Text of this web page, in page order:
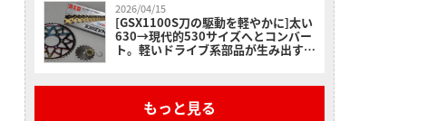
2026/04/15
[GSX1100S刀の駆動を軽やかに]太い
630→現代的530サイズへとコンバー
ト。軽いドライブ系部品が生み出す軽
もっと見る